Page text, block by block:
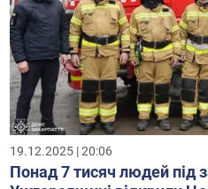
19.12.2025 | 20:06
Понад 7 тисяч людей під